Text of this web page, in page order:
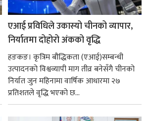
एआई प्रविधिले उकास्यो चीनको व्यापार,
निर्यातमा दोहोरो अंकको वृद्धि
हङकङ। कृत्रिम बौद्धिकता (एआई)सम्बन्धी
उत्पादनको विश्वव्यापी माग तीव्र बनेसँगै चीनको
निर्यात जुन महिनामा वार्षिक आधारमा २७
प्रतिशतले वृद्धि भएको छ...